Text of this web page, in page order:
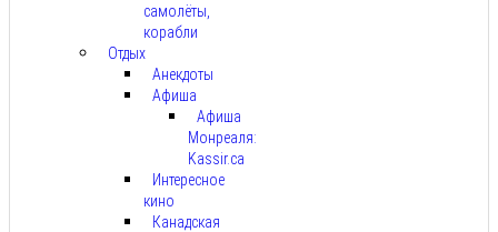
самолёты,
корабли
Отдых
Анекдоты
Афиша
Афиша
Монреаля:
Kassir.ca
Интересное
кино
Канадская